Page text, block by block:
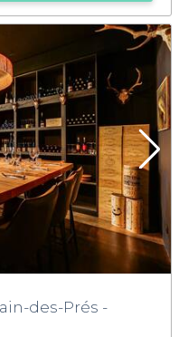
des-Prés -